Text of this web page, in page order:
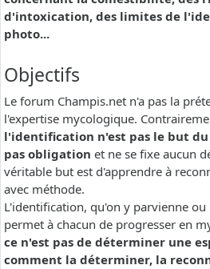
d'intoxication, des limites de
photo...
Objectifs
Le forum Champis.net n'a pas la
l'expertise mycologique.
l'identification n'est pas le but
pas obligation et ne se fixe aucun
véritable but est d'apprendre à
avec méthode.
L'identification, qu'on y parvienne
permet à chacun de progresser en
ce n'est pas de déterminer une
comment la déterminer, la